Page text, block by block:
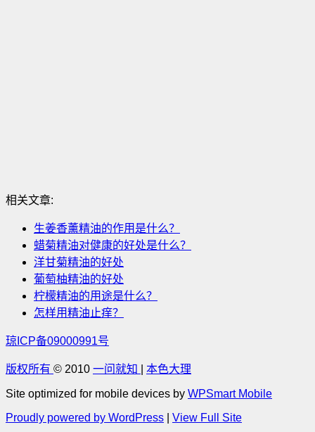
相关文章:
生姜香薰精油的作用是什么？
蜡菊精油对健康的好处是什么？
洋甘菊精油的好处
葡萄柚精油的好处
柠檬精油的用途是什么？
怎样用精油止痒？
琼ICP备09000991号
版权所有 © 2010 一问就知 本色大理
Site optimized for mobile devices by WPSmart Mobile
Proudly powered by WordPress
View Full Site